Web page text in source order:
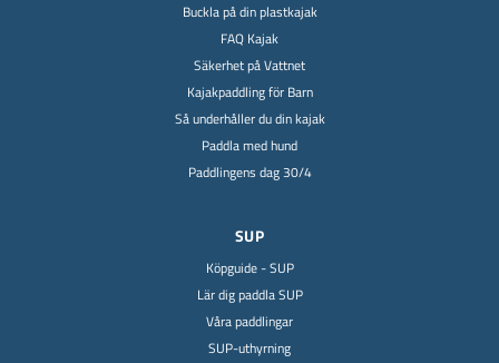
Buckla på din plastkajak
FAQ Kajak
Säkerhet på Vattnet
Kajakpaddling för Barn
Så underhåller du din kajak
Paddla med hund
Paddlingens dag 30/4
SUP
Köpguide - SUP
Lär dig paddla SUP
Våra paddlingar
SUP-uthyrning